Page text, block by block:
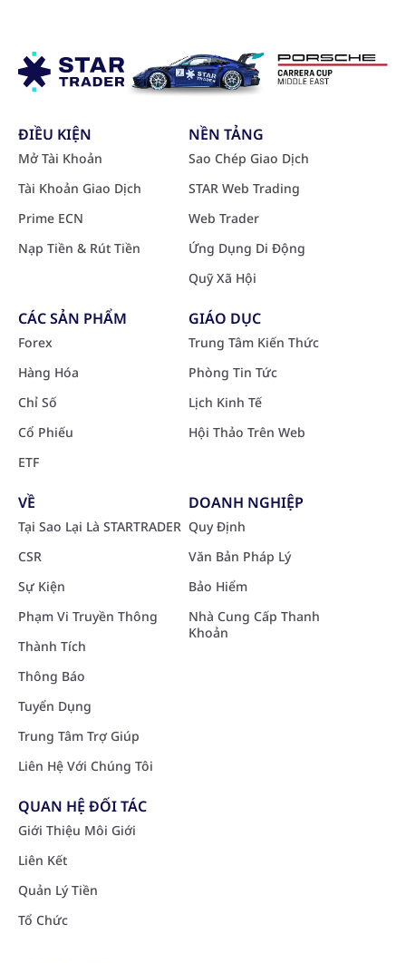
ĐIỀU KIỆN
Mở Tài Khoản
Tài Khoản Giao Dịch
Prime ECN
Nạp Tiền & Rút Tiền
NỀN TẢNG
Sao Chép Giao Dịch
STAR Web Trading
Web Trader
Ứng Dụng Di Động
Quỹ Xã Hội
CÁC SẢN PHẨM
Forex
Hàng Hóa
Chỉ Số
Cổ Phiếu
ETF
GIÁO DỤC
Trung Tâm Kiến Thức
Phòng Tin Tức
Lịch Kinh Tế
Hội Thảo Trên Web
VỀ
Tại Sao Lại Là STARTRADER
CSR
Sự Kiện
Phạm Vi Truyền Thông
Thành Tích
Thông Báo
Tuyển Dụng
Trung Tâm Trợ Giúp
Liên Hệ Với Chúng Tôi
DOANH NGHIỆP
Quy Định
Văn Bản Pháp Lý
Bảo Hiểm
Nhà Cung Cấp Thanh
Khoản
QUAN HỆ ĐỐI TÁC
Giới Thiệu Môi Giới
Liên Kết
Quản Lý Tiền
Tổ Chức